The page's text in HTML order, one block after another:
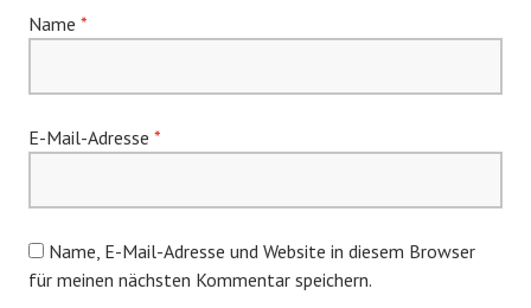
Name *
E-Mail-Adresse *
Name, E-Mail-Adresse und Website in diesem Browser
für meinen nächsten Kommentar speichern.